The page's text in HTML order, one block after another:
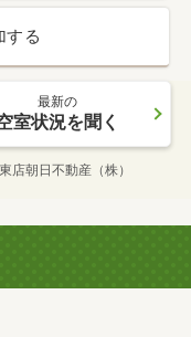
する
最新の
室状況を聞く
店朝日不動産（株）